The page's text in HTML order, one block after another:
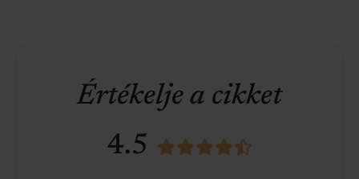
Értékelje a cikket
4.5